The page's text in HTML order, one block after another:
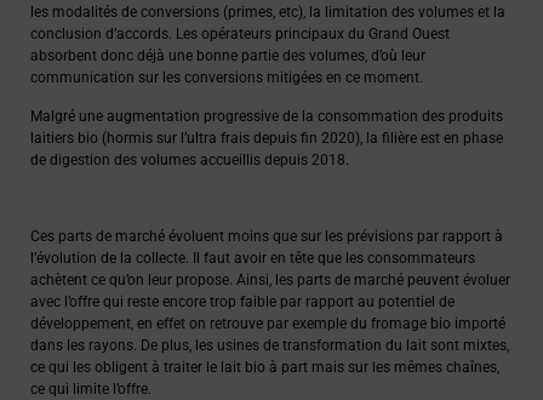
les modalités de conversions (primes, etc), la limitation des volumes et la
conclusion d’accords. Les opérateurs principaux du Grand Ouest
absorbent donc déjà une bonne partie des volumes, d’où leur
communication sur les conversions mitigées en ce moment.
Malgré une augmentation progressive de la consommation des produits
laitiers bio (hormis sur l’ultra frais depuis fin 2020), la filière est en phase
de digestion des volumes accueillis depuis 2018.
Ces parts de marché évoluent moins que sur les prévisions par rapport à
l’évolution de la collecte. Il faut avoir en tête que les consommateurs
achètent ce qu’on leur propose. Ainsi, les parts de marché peuvent évoluer
avec l’offre qui reste encore trop faible par rapport au potentiel de
développement, en effet on retrouve par exemple du fromage bio importé
dans les rayons. De plus, les usines de transformation du lait sont mixtes,
ce qui les obligent à traiter le lait bio à part mais sur les mêmes chaînes,
ce qui limite l’offre.